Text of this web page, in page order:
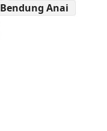
Bendung Anai